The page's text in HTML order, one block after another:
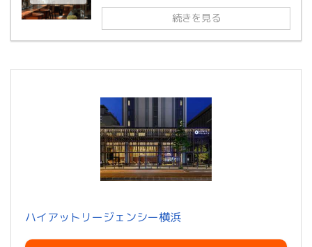
続きを見る
ハイアットリージェンシー横浜